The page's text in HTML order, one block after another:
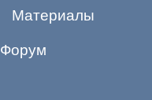
Материалы
Форум